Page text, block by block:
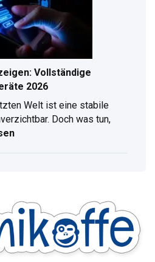
Vollständige
2026
Welt ist eine stabile
Doch was tun,